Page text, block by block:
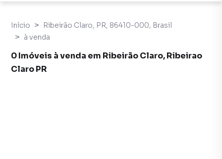
Início
Ribeirão Claro, PR, 86410-000, Brasil
à venda
0 Imóveis à venda em Ribeirão Claro, Ribeirao
Claro PR